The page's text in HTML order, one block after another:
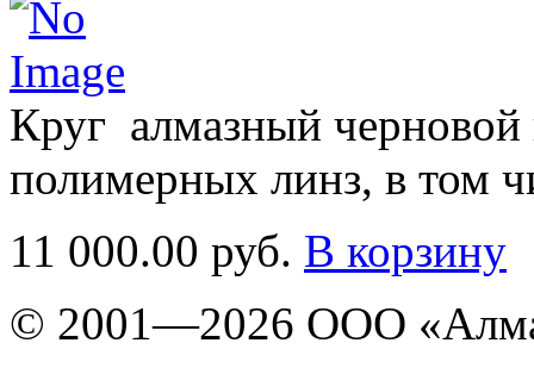
Круг алмазный черновой
полимерных линз, в том
11 000.00 руб. В корзину
© 2001—2026 ООО